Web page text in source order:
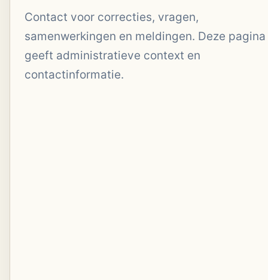
Contact voor correcties, vragen,
samenwerkingen en meldingen. Deze pagina
geeft administratieve context en
contactinformatie.